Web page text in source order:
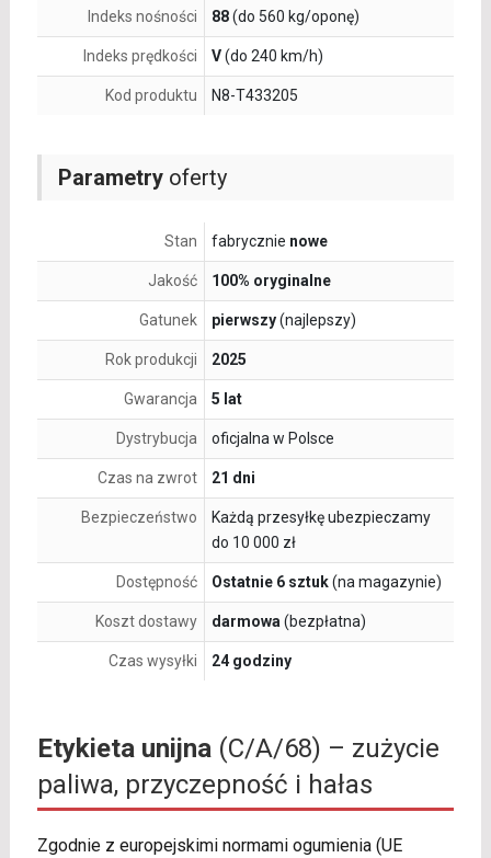
Parametryoferty
Stan fabrycznie nowe
Jakość 100% oryginalne
Gatunek pierwszy(najlepszy)
Rok produkcji 2025
Gwarancja 5 lat
Dystrybucja oficjalna w Polsce
Czas na zwrot 21 dni
Bezpieczeństwo
Każdą przesyłkę ubezpieczamy
do 10 000 zł
Dostępność Ostatnie 6 sztuk(na magazynie)
Koszt dostawy darmowa (bezpłatna)
Czas wysyłki 24 godziny
Indeks nośności 88(do 560 kg/oponę)
Indeks prędkości V(do 240 km/h)
Kod produktu N8-T433205
Etykieta unijna(C/A/68) – zużycie
paliwa, przyczepność i hałas
Zgodnie z europejskimi normami ogumienia (UE